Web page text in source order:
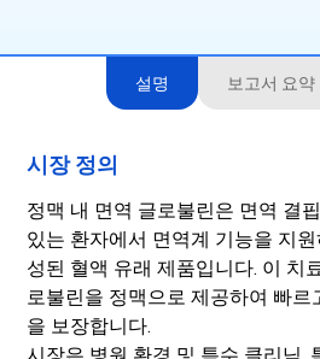
설명 보고서 요약
시장 정의
정맥 내 면역 글로불린은 면역 결
있는 환자에서 면역계 기능을 지
성된 혈액 유래 제품입니다. 이 치
로불린을 정맥으로 제공하여 빠르
을 보장합니다.